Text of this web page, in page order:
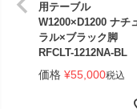
用テーブル
W1200×D1200 ナチ
ラル×ブラック脚
RFCLT-1212NA-BL
価格 ¥55,000税込